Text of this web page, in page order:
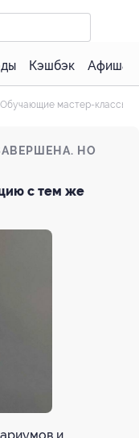
Кэшбэк Афиша
Обучающие мастер-классы
НО
с тем же